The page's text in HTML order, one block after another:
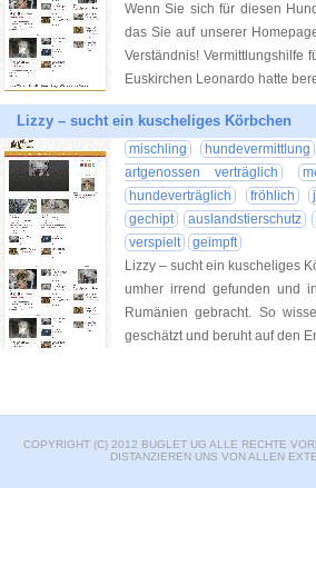
Wenn Sie sich für diesen
das Sie auf unserer
Verständnis! Vermittlungshilfe
Euskirchen Leonardo hatte
Lizzy – sucht ein kuscheliges Körbchen
mischling hundevermittlung
artgenossen verträglich
hundeverträglich
fröhlich
gechipt
auslandstierschutz
verspielt
geimpft
Lizzy – sucht ein kuscheliges
umher irrend gefunden und
Rumänien gebracht. So
geschätzt und beruht auf den
COPYRIGHT (C) 2012 BUGLET UG ALLE RECHTE
DISTANZIEREN UNS VON ALLEN